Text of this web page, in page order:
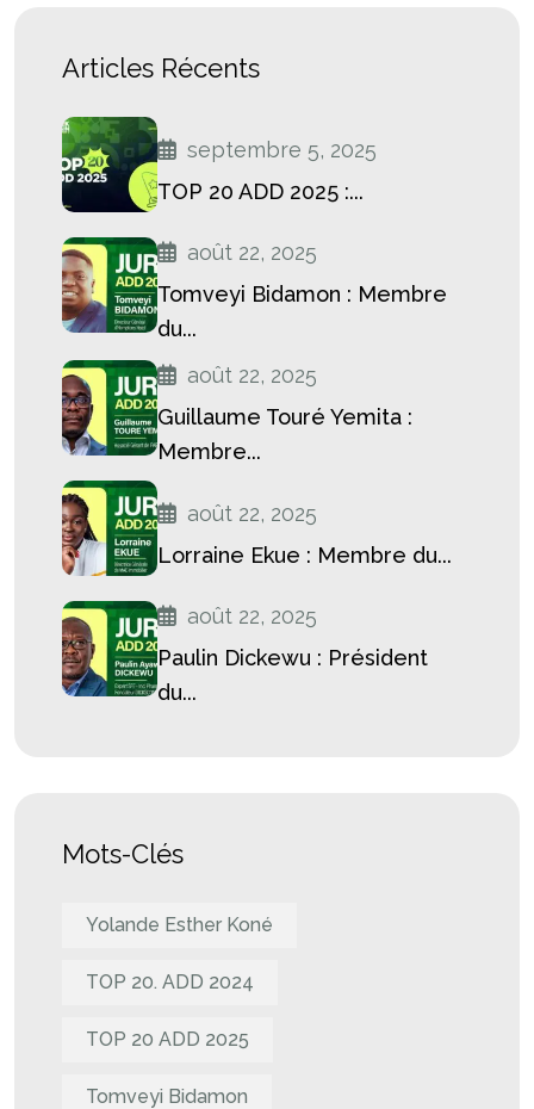
Articles Récents
septembre 5, 2025
TOP 20 ADD 2025 :...
août 22, 2025
Tomveyi Bidamon : Membre
du...
août 22, 2025
Guillaume Touré Yemita :
Membre...
août 22, 2025
Lorraine Ekue : Membre du...
août 22, 2025
Paulin Dickewu : Président
du...
Mots-Clés
Yolande Esther Koné
TOP 20. ADD 2024
TOP 20 ADD 2025
Tomveyi Bidamon